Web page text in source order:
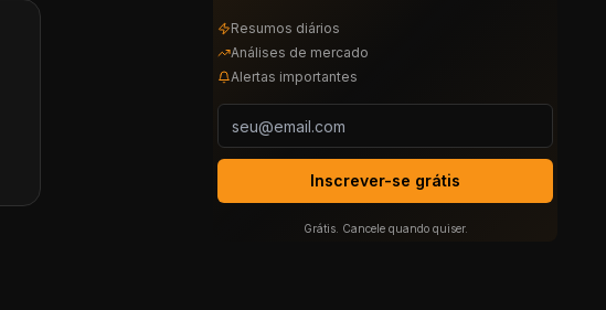
Resumos diários
Análises de mercado
Alertas importantes
Inscrever-se grátis
Grátis. Cancele quando quiser.